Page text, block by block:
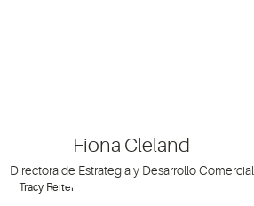
Fiona Cleland
Directora de Estrategia y Desarrollo Comercial